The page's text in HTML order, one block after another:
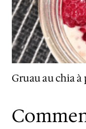
Gruau au chia